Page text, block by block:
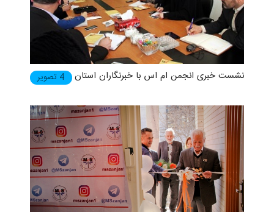
4 تصویر نشست خبری انجمن ام اس با خبرنگاران استان